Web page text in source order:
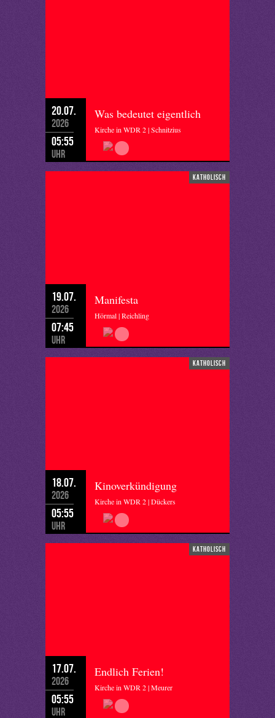
20.07.
2026
05:55
Uhr
Was bedeutet eigentlich
Kirche in WDR 2 | Schnitzius
katholisch
19.07.
2026
07:45
Uhr
Manifesta
Hörmal | Reichling
katholisch
18.07.
2026
05:55
Uhr
Kinoverkündigung
Kirche in WDR 2 | Dückers
katholisch
17.07.
2026
05:55
Uhr
Endlich Ferien!
Kirche in WDR 2 | Meurer